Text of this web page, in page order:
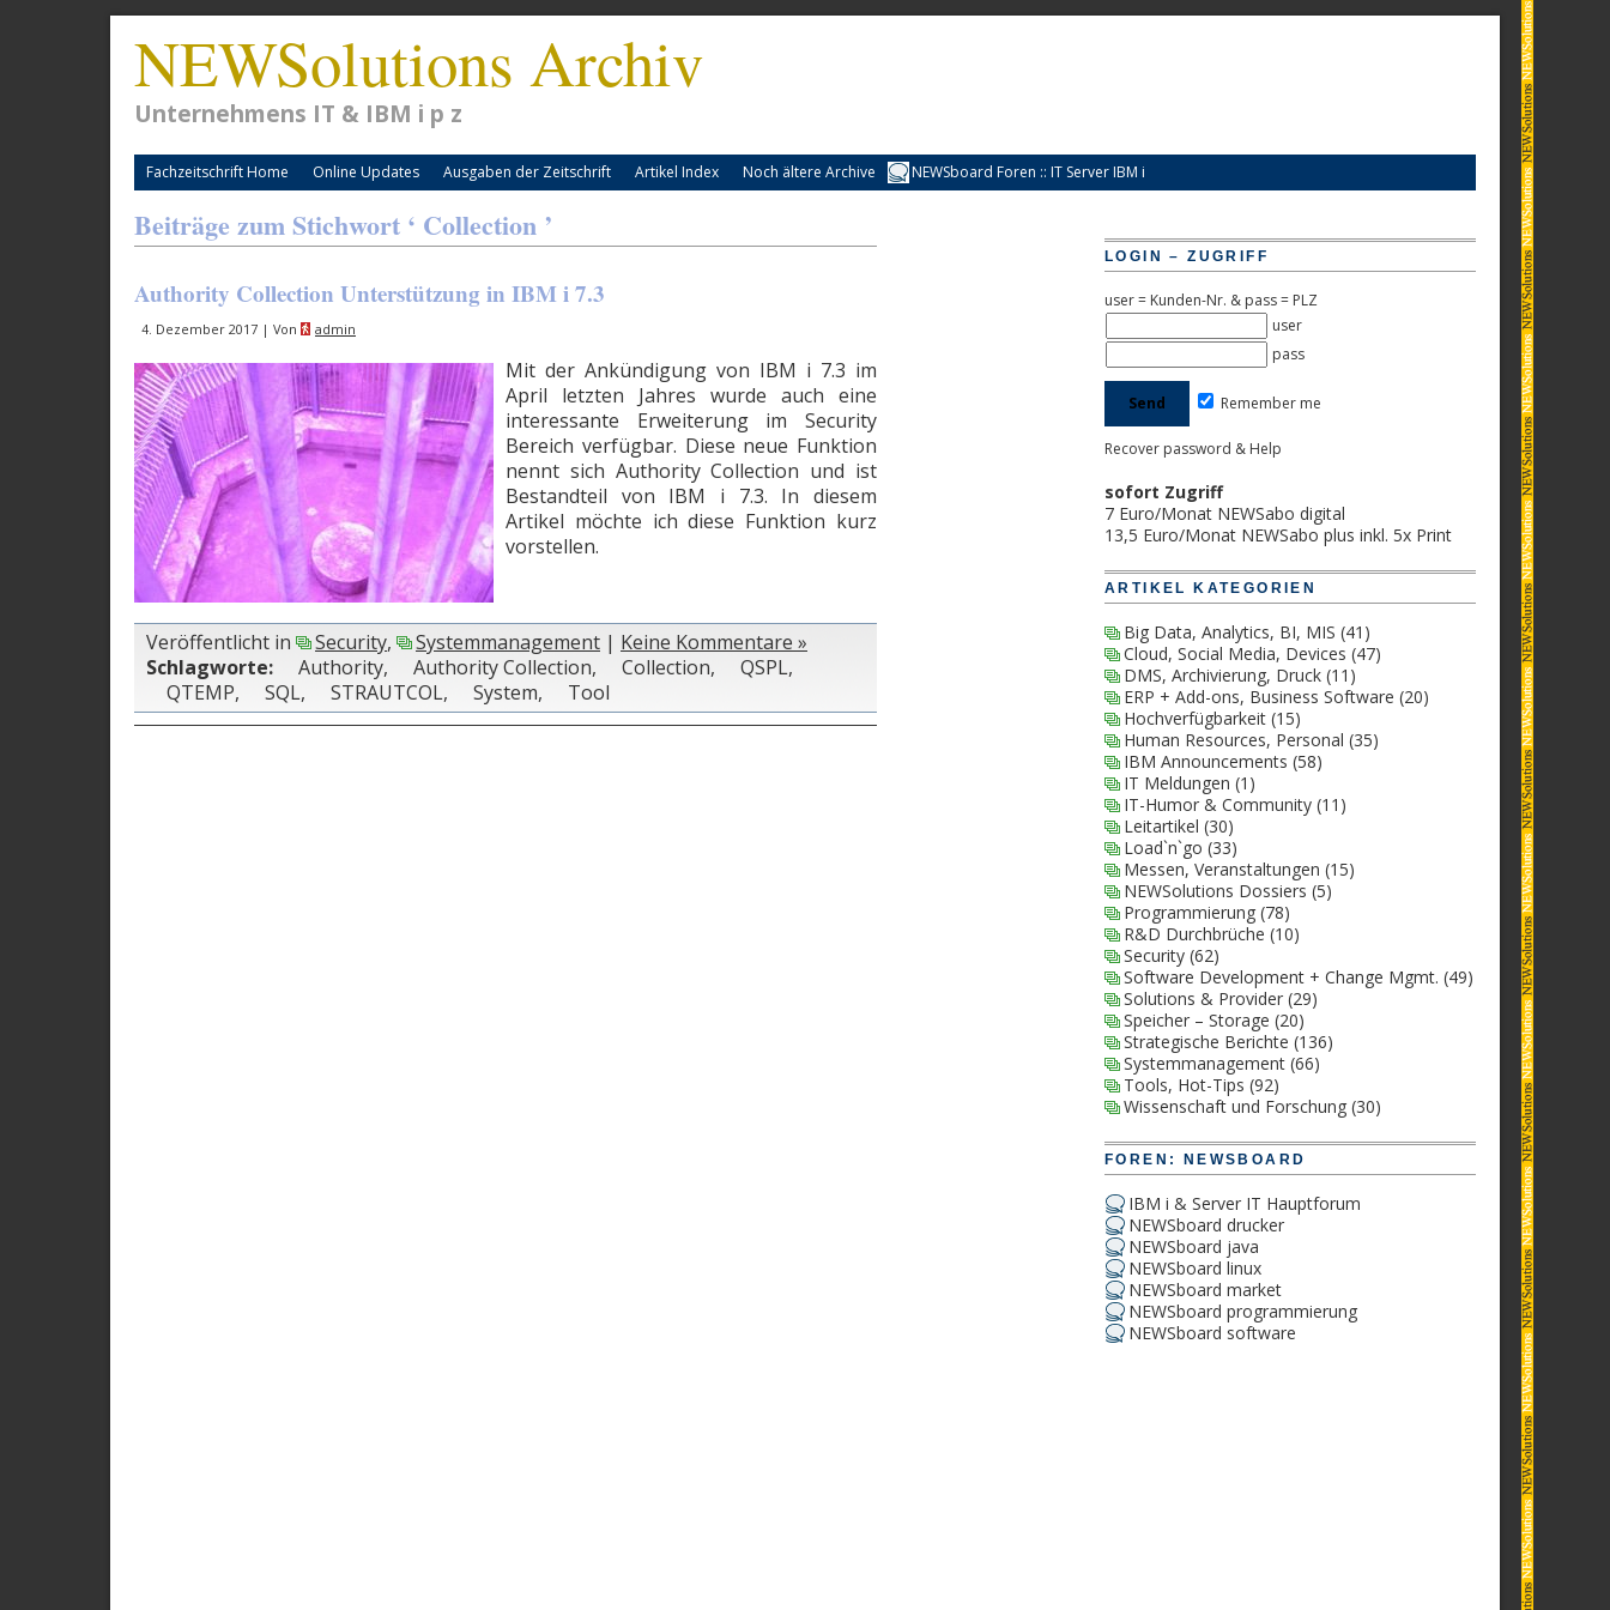
NEWSolutions Archiv
Unternehmens IT & IBM i p z
Fachzeitschrift Home Online Updates Ausgaben der Zeitschrift Artikel Index Noch ältere Archive NEWSboard Foren :: IT Server IBM i
Beiträge zum Stichwort ‘ Collection ’
Authority Collection Unterstützung in IBM i 7.3
4. Dezember 2017 | Von admin
Mit der Ankündigung von IBM i 7.3 im
April letzten Jahres wurde auch eine
interessante Erweiterung im Security
Bereich verfügbar. Diese neue Funktion
nennt sich Authority Collection und ist
Bestandteil von IBM i 7.3. In diesem
Artikel möchte ich diese Funktion kurz
vorstellen.
Veröffentlicht in Security, Systemmanagement | Keine Kommentare »
Schlagworte:
Authority, Authority Collection, Collection, QSPL,
QTEMP, SQL, STRAUTCOL, System, Tool
LOGIN – ZUGRIFF
user = Kunden-Nr. & pass = PLZ
user
pass
Remember me
Recover password & Help
sofort Zugriff
7 Euro/Monat NEWSabo digital
13,5 Euro/Monat NEWSabo plus inkl. 5x Print
ARTIKEL KATEGORIEN
Big Data, Analytics, BI, MIS (41)
Cloud, Social Media, Devices (47)
DMS, Archivierung, Druck (11)
ERP + Add-ons, Business Software (20)
Hochverfügbarkeit (15)
Human Resources, Personal (35)
IBM Announcements (58)
IT Meldungen (1)
IT-Humor & Community (11)
Leitartikel (30)
Load`n`go (33)
Messen, Veranstaltungen (15)
NEWSolutions Dossiers (5)
Programmierung (78)
R&D Durchbrüche (10)
Security (62)
Software Development + Change Mgmt. (49)
Solutions & Provider (29)
Speicher – Storage (20)
Strategische Berichte (136)
Systemmanagement (66)
Tools, Hot-Tips (92)
Wissenschaft und Forschung (30)
FOREN: NEWSBOARD
IBM i & Server IT Hauptforum
NEWSboard drucker
NEWSboard java
NEWSboard linux
NEWSboard market
NEWSboard programmierung
NEWSboard software